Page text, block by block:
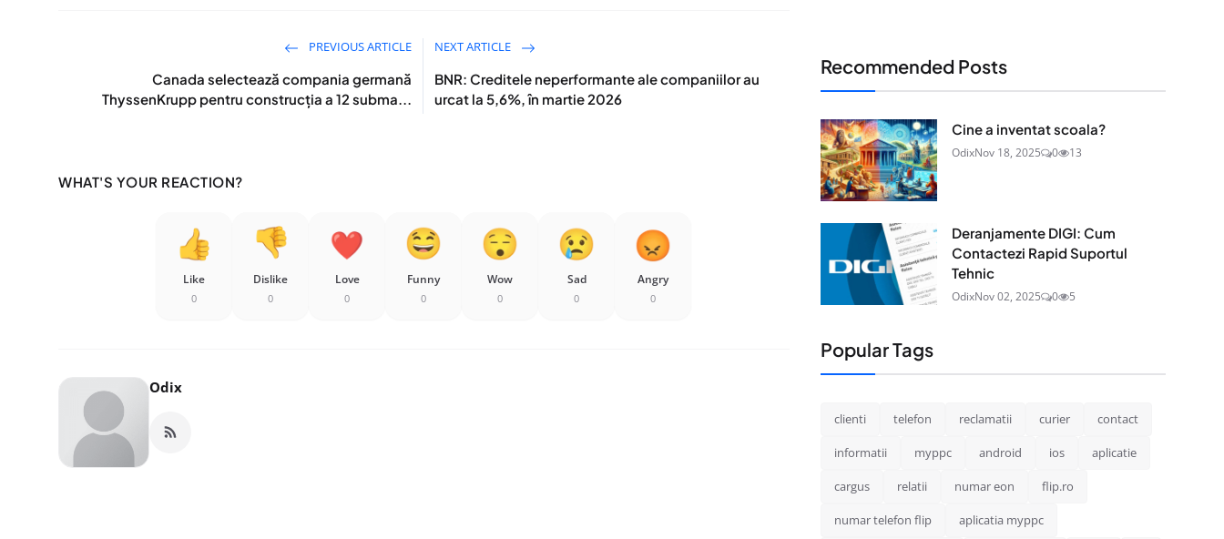
PREVIOUS ARTICLE
Canada selectează compania germană
ThyssenKrupp pentru construcţia a 12 subma...
NEXT ARTICLE
BNR: Creditele neperformante ale companiilor au
urcat la 5,6%, în martie 2026
WHAT'S YOUR REACTION?
Like
0
Dislike
0
Love
0
Funny
0
Wow
0
Sad
0
Angry
0
Odix
Recommended Posts
Cine a inventat scoala?
OdixNov 18, 2025 0 13
Deranjamente DIGI: Cum
Contactezi Rapid Suportul
Tehnic
OdixNov 02, 2025 0 5
Popular Tags
clienti telefon reclamatii curier contact
informatii myppc android ios aplicatie
cargus relatii numar eon flip.ro
numar telefon flip aplicatia myppc